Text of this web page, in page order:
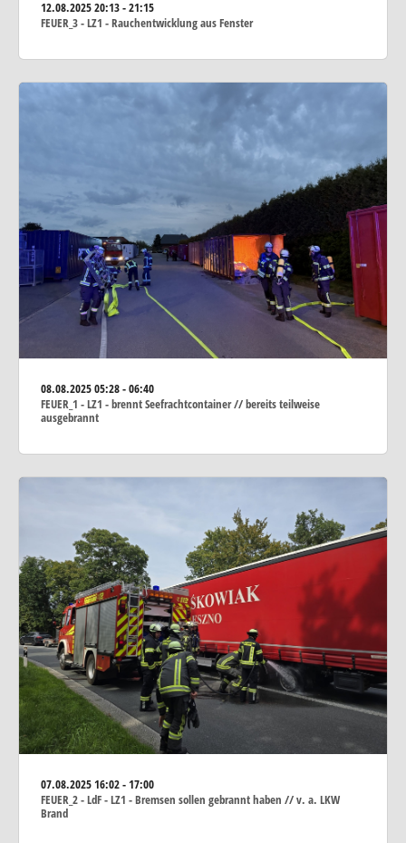
12.08.202520:13 - 21:15
FEUER_3 - LZ1 - Rauchentwicklung aus Fenster
08.08.202505:28 - 06:40
FEUER_1 - LZ1 - brennt Seefrachtcontainer // bereits teilweise
ausgebrannt
07.08.202516:02 - 17:00
FEUER_2 - LdF - LZ1 - Bremsen sollen gebrannt haben // v. a. LKW
Brand